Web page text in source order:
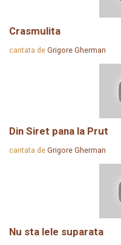
Crasmulita
cantata de Grigore Gherman
Din Siret pana la Prut
cantata de Grigore Gherman
Nu sta lele suparata